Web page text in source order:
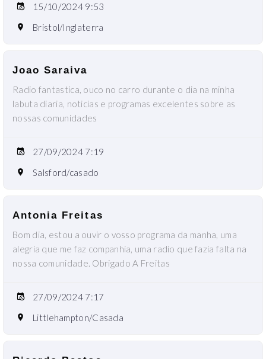
15/10/2024 9:53
Bristol/Inglaterra
Joao Saraiva
Radio fantastica, ouco no carro durante o dia na minha
labuta diaria, noticias e programas excelentes sobre as
nossas comunidades
27/09/2024 7:19
Salsford/casado
Antonia Freitas
Bom dia, estou a ouvir o vosso programa da manha, uma
alegria que me faz companhia, uma radio que fazia falta na
nossa comunidade. Obrigado A Freitas
27/09/2024 7:17
Littlehampton/Casada